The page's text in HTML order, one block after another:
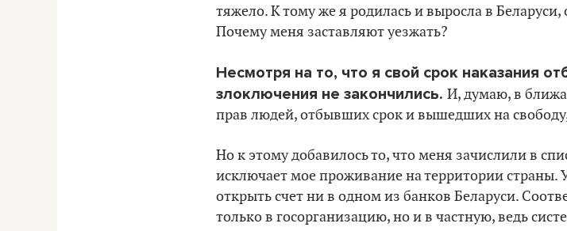
тяжело. К тому же я родилась и выросла в Беларуси,
Почему меня заставляют уезжать?
Несмотря на то, что я свой срок наказания
злоключения не закончились. И, думаю, в
прав людей, отбывших срок и вышедших на свободу,
Но к этому добавилось то, что меня зачислили в
исключает мое проживание на территории страны.
открыть счет ни в одном из банков Беларуси.
только в госорганизацию, но и в частную, ведь